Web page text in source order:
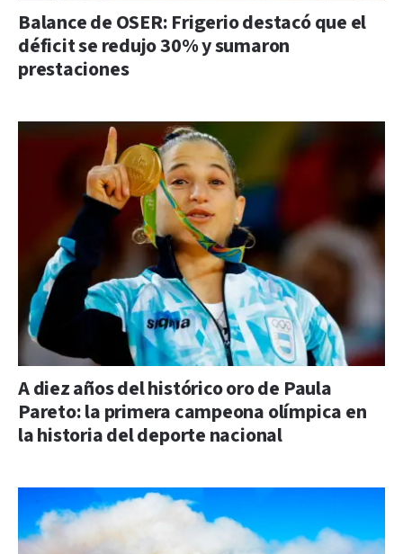
Balance de OSER: Frigerio destacó que el
déficit se redujo 30% y sumaron
prestaciones
A diez años del histórico oro de Paula
Pareto: la primera campeona olímpica en
la historia del deporte nacional